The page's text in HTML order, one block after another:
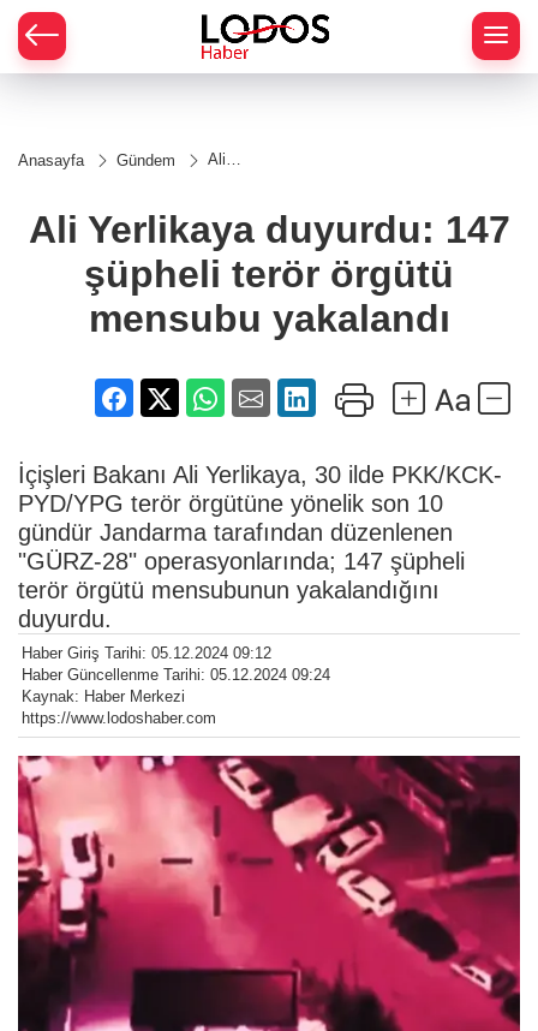
Anasayfa Gündem
Ali
şüpheli
terör
örgütü
mensubu
yakalandı
Ali Yerlikaya duyurdu: 147
şüpheli terör örgütü
mensubu yakalandı
İçişleri Bakanı Ali Yerlikaya, 30 ilde PKK/KCK-
PYD/YPG terör örgütüne yönelik son 10
gündür Jandarma tarafından düzenlenen
"GÜRZ-28" operasyonlarında; 147 şüpheli
terör örgütü mensubunun yakalandığını
duyurdu.
Haber Giriş Tarihi: 05.12.2024 09:12
Haber Güncellenme Tarihi: 05.12.2024 09:24
Kaynak: Haber Merkezi
https://www.lodoshaber.com